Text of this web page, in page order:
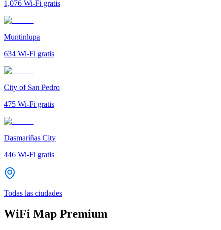
1,076 Wi-Fi gratis
Muntinlupa
634 Wi-Fi gratis
City of San Pedro
475 Wi-Fi gratis
Dasmariñas City
446 Wi-Fi gratis
Todas las ciudades
WiFi Map Premium